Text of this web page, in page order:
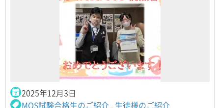
2025年12月3日
MOS試験合格生のご紹介 , 生徒様のご紹介